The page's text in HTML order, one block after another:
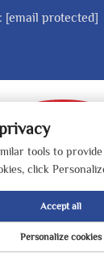
[email protected]
2025 av
CO.,LTD -
E-
tools to
click
Personalize cookies
Accept all